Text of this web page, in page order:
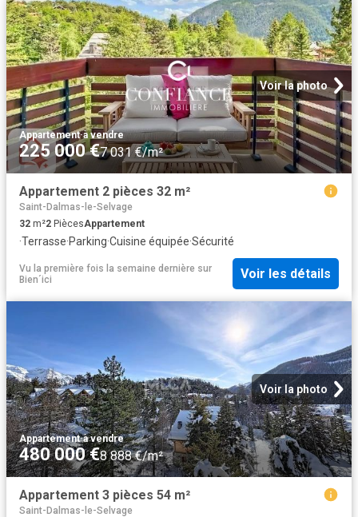
Voir la photo
Appartement·à vendre
225 000 €7 031 €/m²
Appartement 2 pièces 32 m²
Saint-Dalmas-le-Selvage
32 m²2 PiècesAppartement
·Terrasse·Parking·Cuisine équipée·Sécurité
Vu la première fois la semaine dernière sur
Bien´ici
Voir les détails
Voir la photo
Appartement·à vendre
480 000 €8 888 €/m²
Appartement 3 pièces 54 m²
Saint-Dalmas-le-Selvage